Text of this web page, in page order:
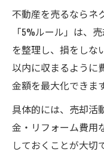
不動産を売るならネ
「5%ルール」は、
を整理し、損をしな
以内に収まるように
金額を最大化できます
具体的には、売却活
金・リフォーム費用
しておくことが大切